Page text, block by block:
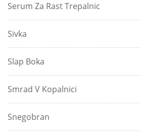
Serum Za Rast Trepalnic
Sivka
Slap Boka
Smrad V Kopalnici
Snegobran